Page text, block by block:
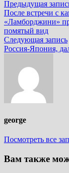
Навигация
по
записям
Предыдущая
После встречи с
«Ламборджини»
помятый вид
Следующая запись
Россия-Япония,
george
Посмотреть все
Вам также